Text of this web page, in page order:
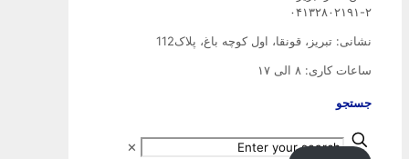
۰۴۱۳۲۸۰۲۱۹۱-۲
نشانی: تبریز، قونقا، اول کوچه باغ، پلاک112
ساعات کاری: ۸ الی ۱۷
جستجو